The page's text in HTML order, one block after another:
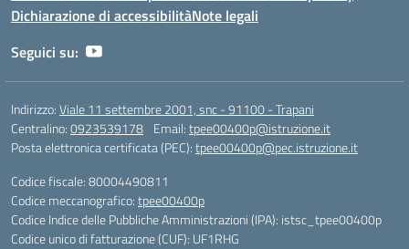
Dichiarazione di accessibilitàNote legali
Seguici su:
Indirizzo:Viale 11 settembre 2001, snc - 91100 - Trapani
Centralino:0923539178 Email:tpee00400p@istruzione.it
Posta elettronica certificata (PEC):tpee00400p@pec.istruzione.it
Codice fiscale: 80004490811
Codice meccanografico:tpee00400p
Codice Indice delle Pubbliche Amministrazioni (IPA): istsc_tpee00400p
Codice unico di fatturazione (CUF): UF1RHG